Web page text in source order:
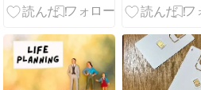
選｜補助金情
ーカー比較・
失敗しない選
び方